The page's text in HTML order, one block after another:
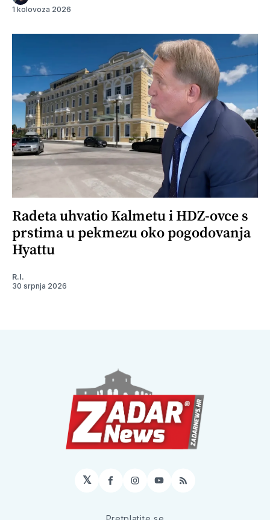
1 kolovoza 2026
Radeta uhvatio Kalmetu i HDZ-ovce s
prstima u pekmezu oko pogodovanja
Hyattu
R.I.
30 srpnja 2026
𝕏 Facebook
Instagram
YouTube
RSS